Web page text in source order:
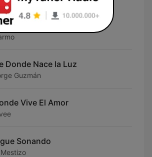
Único Que Tengo
Donde Nace la Luz
Guzmán
Vive El Amor
Sonando
Mestizo